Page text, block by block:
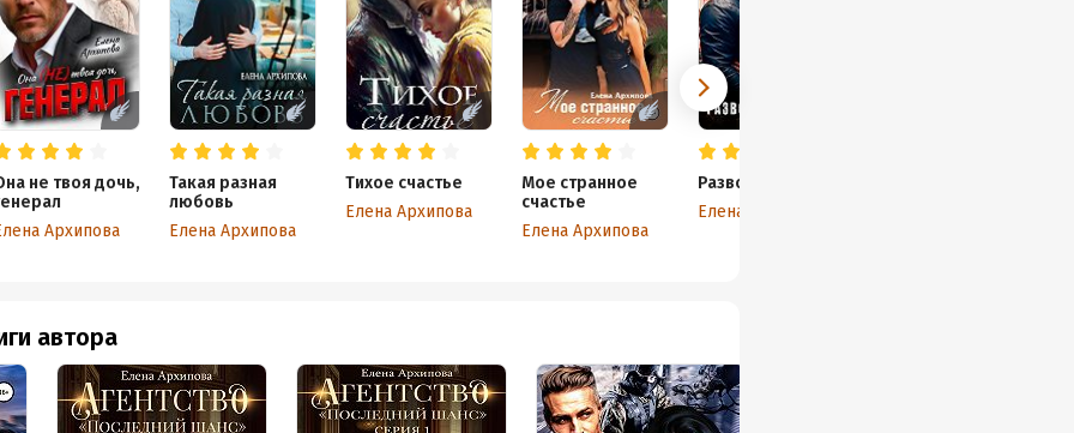
не твоя дочь,
Архипова
Такая разная
любовь
Елена Архипова
Тихое счастье
Елена Архипова
Мое странное
счастье
Елена Архипова
Развод в подарок
Елена Архипова
автора